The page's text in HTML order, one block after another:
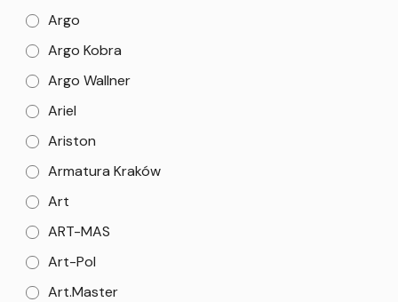
Argo
Argo Kobra
Argo Wallner
Ariel
Ariston
Armatura Kraków
Art
ART-MAS
Art-Pol
Art.Master